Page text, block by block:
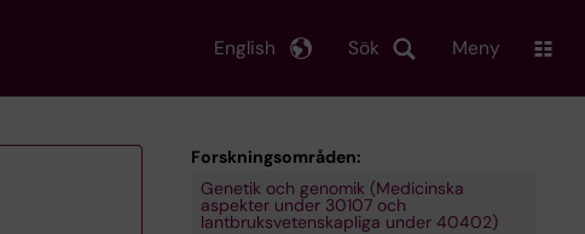
Sök
English Meny
Forskningsområden:
Genetik och genomik (Medicinska
aspekter under 30107 och
lantbruksvetenskapliga under 40402)